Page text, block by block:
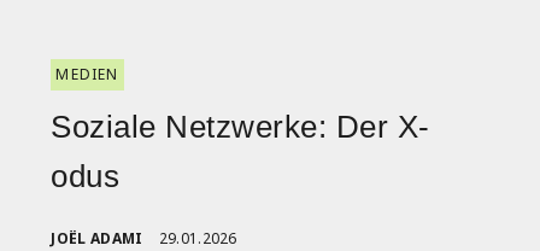
MEDIEN
Soziale Netzwerke: Der X-
odus
JOËL ADAMI 29.01.2026